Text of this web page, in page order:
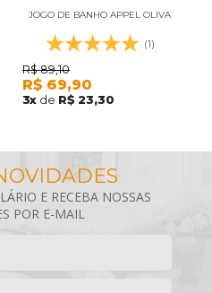
JOGO DE BANHO APPEL OLIVA
4PÇS AZUL STAR E ORQUÍDEA (2
BANHO + 2 ROSTO)
(1)
R$ 89,10
R$ 69,90
3x de R$ 23,30